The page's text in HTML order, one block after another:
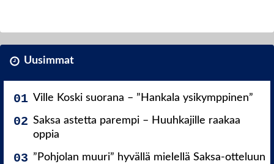
Uusimmat
Ville Koski suorana – ”Hankala ysikymppinen”
Saksa astetta parempi – Huuhkajille raakaa
oppia
”Pohjolan muuri” hyvällä mielellä Saksa-otteluun